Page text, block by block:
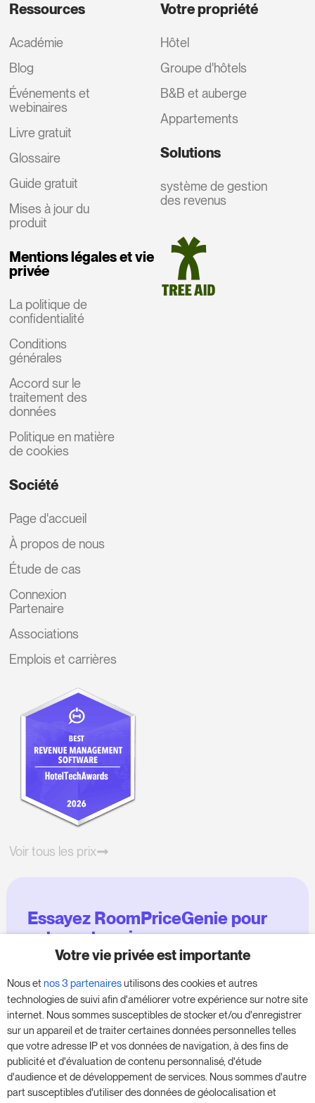
Ressources
Académie
Blog
Événements et
webinaires
Livre gratuit
Glossaire
Guide gratuit
Mises à jour du
produit
Mentions légales et vie
privée
La politique de
confidentialité
Conditions
générales
Accord sur le
traitement des
données
Politique en matière
de cookies
Votre propriété
Hôtel
Groupe d'hôtels
B&B et auberge
Appartements
Solutions
système de gestion
des revenus
Société
Page d'accueil
À propos de nous
Étude de cas
Connexion
Partenaire
Associations
Emplois et carrières
Voir tous les prix
Essayez RoomPriceGenie pour
votre entreprise
donnez un coup de fouet à votre entreprise,
sans aucune obligation.
Réservez une réunion pour commencer votre
essai gratuit de 14 jours.
Votre vie privée est importante
Nous et nos 3 partenairesutilisons des cookies et autres
technologies de suivi afin d'améliorer votre expérience sur notre site
internet. Nous sommes susceptibles de stocker et/ou d'enregistrer
sur un appareil et de traiter certaines données personnelles telles
que votre adresse IP et vos données de navigation, à des fins de
publicité et d'évaluation de contenu personnalisé, d'étude
d'audience et de développement de services. Nous sommes d'autre
part susceptibles d'utiliser des données de géolocalisation et